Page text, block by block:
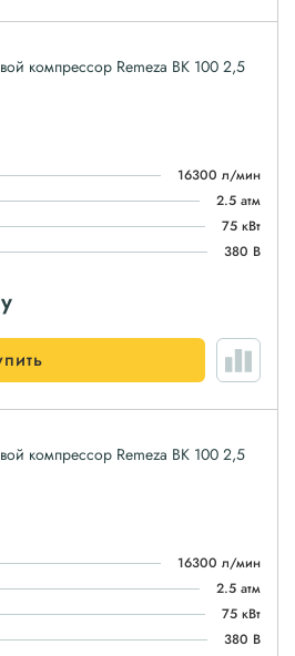
компрессор Remeza ВК 100 2,5
16300 л/мин
2.5 атм
75 кВт
380 В
компрессор Remeza ВК 100 2,5
16300 л/мин
2.5 атм
75 кВт
380 В